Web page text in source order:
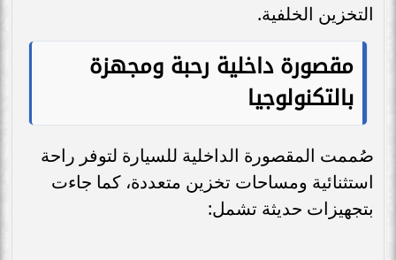
التخزين الخلفية.
مقصورة داخلية رحبة ومجهزة
بالتكنولوجيا
صُممت المقصورة الداخلية للسيارة لتوفر راحة
استثنائية ومساحات تخزين متعددة، كما جاءت
بتجهيزات حديثة تشمل: